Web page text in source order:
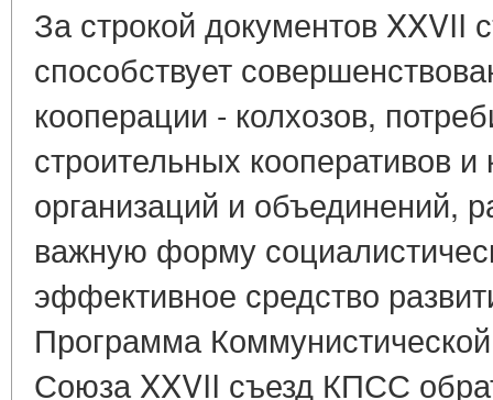
За строкой документов
способствует
кооперации - колхозов,
строительных кооперативов
организаций и объединений,
важную форму
эффективное средство
Программа
Союза XXVII съезд КПСС